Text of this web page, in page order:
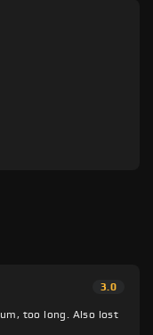
3.0
too long. Also lost